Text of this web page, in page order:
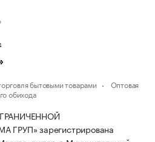
бытовыми товарами
Оптовая
обихода
зарегистрирована